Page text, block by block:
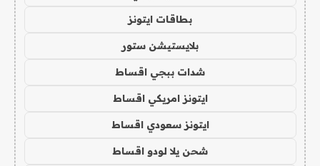
بطاقات ايتونز
بلايستيشن ستور
شدات ببجي اقساط
ايتونز امريكي اقساط
ايتونز سعودي اقساط
شحن يلا لودو اقساط